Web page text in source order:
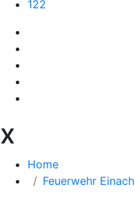
122
x
Home
Feuerwehr Einach